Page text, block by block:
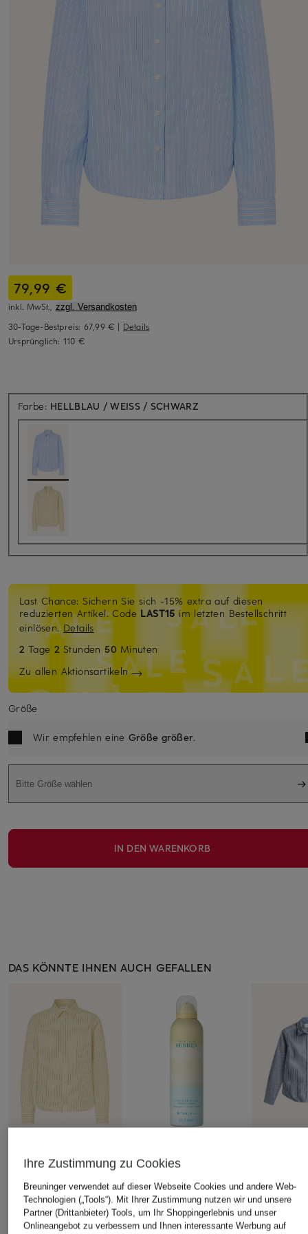
79,99 €
inkl. MwSt., zzgl. Versandkosten
30-Tage-Bestpreis: 67,99 € | Details
Ursprünglich: 110 €
Farbe: HELLBLAU / WEISS / SCHWARZ
Last Chance: Sichern Sie sich -15% extra auf diesen
reduzierten Artikel. Code LAST15im letzten Bestellschritt
einlösen.Details
2 Tage2 Stunden 50 Minuten
Zu allen Aktionsartikeln
Größe
Wir empfehlen eine Größe größer.
Bitte Größe wählen
IN DEN WARENKORB
DAS KÖNNTE IHNEN AUCH GEFALLEN
+Aktionsrabatt
Hemdbluse
79,99 €
+Aktionsrabatt
THE RITUAL OF
SESHEN
Duschschaum
Hemdbluse
79,99 €
Ihre Zustimmung zu Cookies
Breuninger verwendet auf dieser Webseite Cookies und andere Web-
Technologien („Tools“). Mit Ihrer Zustimmung nutzen wir und unsere
Partner (Drittanbieter) Tools, um Ihr Shoppingerlebnis und unser
Onlineangebot zu verbessern und Ihnen interessante Werbung auf